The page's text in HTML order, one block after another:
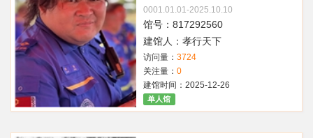
0001.01.01-2025.10.10
馆号：817292560
建馆人：孝行天下
访问量： 3724
关注量： 0
建馆时间：2025-12-26
单人馆